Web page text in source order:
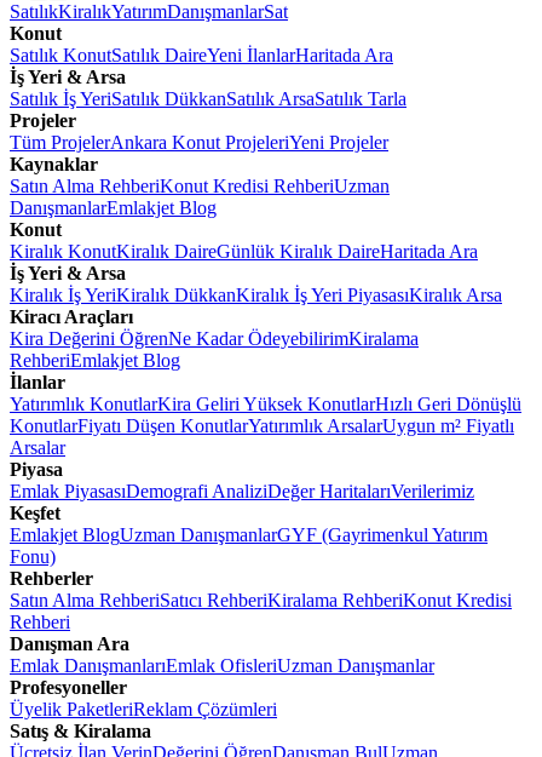
SatılıkKiralıkYatırımDanışmanlarSat
Konut
Satılık KonutSatılık DaireYeni İlanlarHaritada Ara
İş Yeri & Arsa
Satılık İş YeriSatılık DükkanSatılık ArsaSatılık Tarla
Projeler
Tüm ProjelerAnkara Konut ProjeleriYeni Projeler
Kaynaklar
Satın Alma RehberiKonut Kredisi RehberiUzman
DanışmanlarEmlakjet Blog
Konut
Kiralık KonutKiralık DaireGünlük Kiralık DaireHaritada Ara
İş Yeri & Arsa
Kiralık İş YeriKiralık DükkanKiralık İş Yeri PiyasasıKiralık Arsa
Kiracı Araçları
Kira Değerini ÖğrenNe Kadar ÖdeyebilirimKiralama
RehberiEmlakjet Blog
İlanlar
Yatırımlık KonutlarKira Geliri Yüksek KonutlarHızlı Geri Dönüşlü
KonutlarFiyatı Düşen KonutlarYatırımlık ArsalarUygun m² Fiyatlı
Arsalar
Piyasa
Emlak PiyasasıDemografi AnaliziDeğer HaritalarıVerilerimiz
Keşfet
Emlakjet BlogUzman DanışmanlarGYF (Gayrimenkul Yatırım
Fonu)
Rehberler
Satın Alma RehberiSatıcı RehberiKiralama RehberiKonut Kredisi
Rehberi
Danışman Ara
Emlak DanışmanlarıEmlak OfisleriUzman Danışmanlar
Profesyoneller
Üyelik PaketleriReklam Çözümleri
Satış & Kiralama
Ücretsiz İlan VerinDeğerini ÖğrenDanışman BulUzman